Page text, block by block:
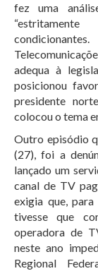
fez uma
adequa à
posicionou
presidente
colocou o tema
Outro episódio
(27), foi a
lançado um
canal de TV
exigia que,
tivesse que
operadora de
neste ano
Regional